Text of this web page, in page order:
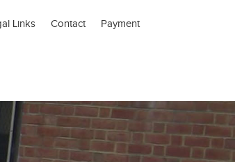
Links Contact Payment